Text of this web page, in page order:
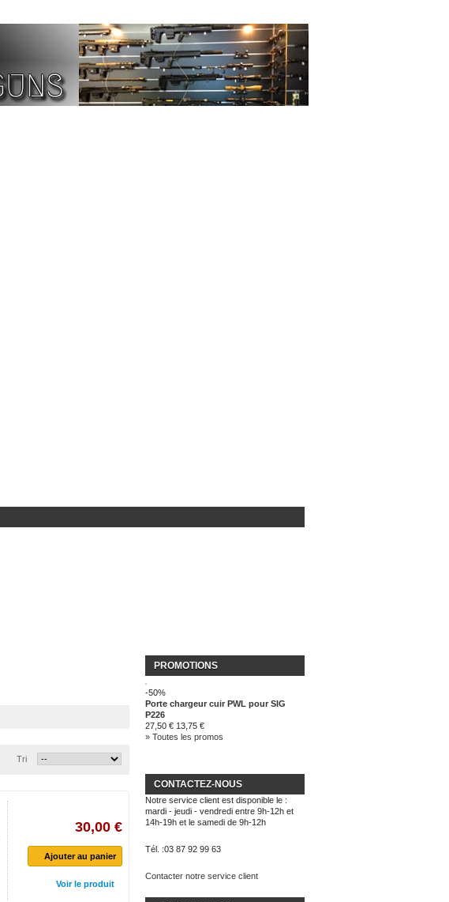
Tri
30,00 €
Ajouter au panier
Voir le produit
PROMOTIONS
-50%
Porte chargeur cuir PWL pour SIG
P226
27,50 € 13,75 €
» Toutes les promos
CONTACTEZ-NOUS
Notre service client est disponible le :
mardi - jeudi - vendredi entre 9h-12h et
14h-19h et le samedi de 9h-12h
Tél. :03 87 92 99 63
Contacter notre service client